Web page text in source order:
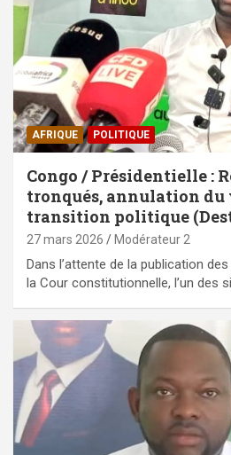
AFRIQUE POLITIQUE
Congo / Présidentielle :
tronqués, annulation du
transition politique
27 mars 2026 Modérateur 2
Dans l’attente de la publication
la Cour constitutionnelle, l’un des